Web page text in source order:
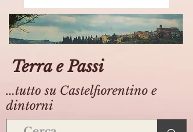
Terra e Passi
...tutto su Castelfiorentino e
dintorni